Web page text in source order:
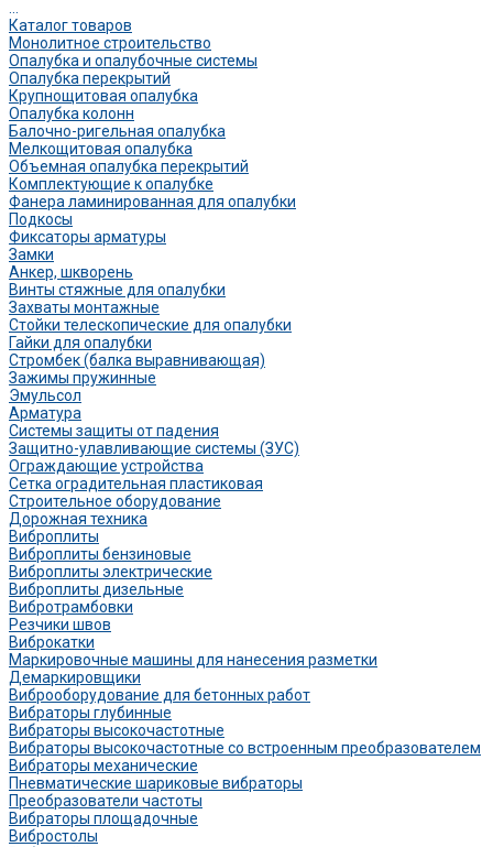
Каталог товаров
Монолитное строительство
Опалубка и опалубочные системы
Опалубка перекрытий
Крупнощитовая опалубка
Опалубка колонн
Балочно-ригельная опалубка
Мелкощитовая опалубка
Объемная опалубка перекрытий
Комплектующие к опалубке
Фанера ламинированная для опалубки
Подкосы
Фиксаторы арматуры
Замки
Анкер, шкворень
Винты стяжные для опалубки
Захваты монтажные
Стойки телескопические для опалубки
Гайки для опалубки
Стромбек (балка выравнивающая)
Зажимы пружинные
Эмульсол
Арматура
Системы защиты от падения
Защитно-улавливающие системы (ЗУС)
Ограждающие устройства
Сетка оградительная пластиковая
Строительное оборудование
Дорожная техника
Виброплиты
Виброплиты бензиновые
Виброплиты электрические
Виброплиты дизельные
Вибротрамбовки
Резчики швов
Виброкатки
Маркировочные машины для нанесения разметки
Демаркировщики
Виброоборудование для бетонных работ
Вибраторы глубинные
Вибраторы высокочастотные
Вибраторы высокочастотные со встроенным преобразователем
Вибраторы механические
Пневматические шариковые вибраторы
Преобразователи частоты
Вибраторы площадочные
Вибростолы